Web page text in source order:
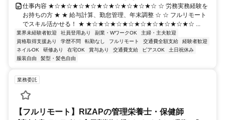
仕事内容 ★☆★☆★☆★☆★☆★☆★☆★☆★☆ ☆ 労務実務経験を
お持ちの方 ★ ★ 給与計算、勤怠管理、年末調整 ☆ ☆ フルリモート
でスキル活かせる！ ★ ★☆★☆★☆★☆★☆★☆★☆★☆★☆ ...
業界未経験者歓迎 社員登用あり 副業・WワークOK
主婦・主夫歓迎
資格取得支援あり
学歴不問 転勤なし フルリモート 交通費全額支給
経験者歓迎
ネイルOK
研修あり 在宅OK 賞与あり 交通費支給 ピアスOK
土日祝休み
服装自由
髪型・髪色自由
業務委託
【フルリモート】RIZAPの管理栄養士・保健師